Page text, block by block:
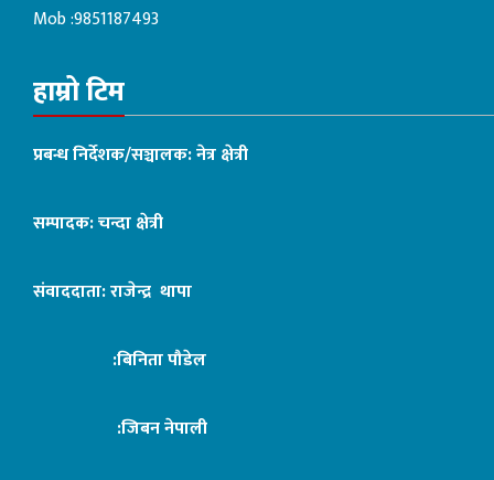
Mob :9851187493
हाम्रो टिम
प्रबन्ध निर्देशक/सञ्चालक: नेत्र क्षेत्री
सम्पादक: चन्दा क्षेत्री
संवाददाता: राजेन्द्र थापा
:बिनिता पौडेल
:जिबन नेपाली